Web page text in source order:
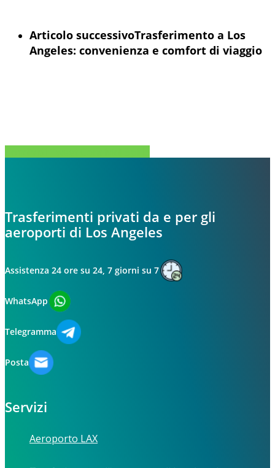
Articolo successivoTrasferimento a Los
Angeles: convenienza e comfort di viaggio
Trasferimenti privati da e per gli
aeroporti di Los Angeles
Assistenza 24 ore su 24, 7 giorni su 7
WhatsApp
Telegramma
Posta
Servizi
Aeroporto LAX